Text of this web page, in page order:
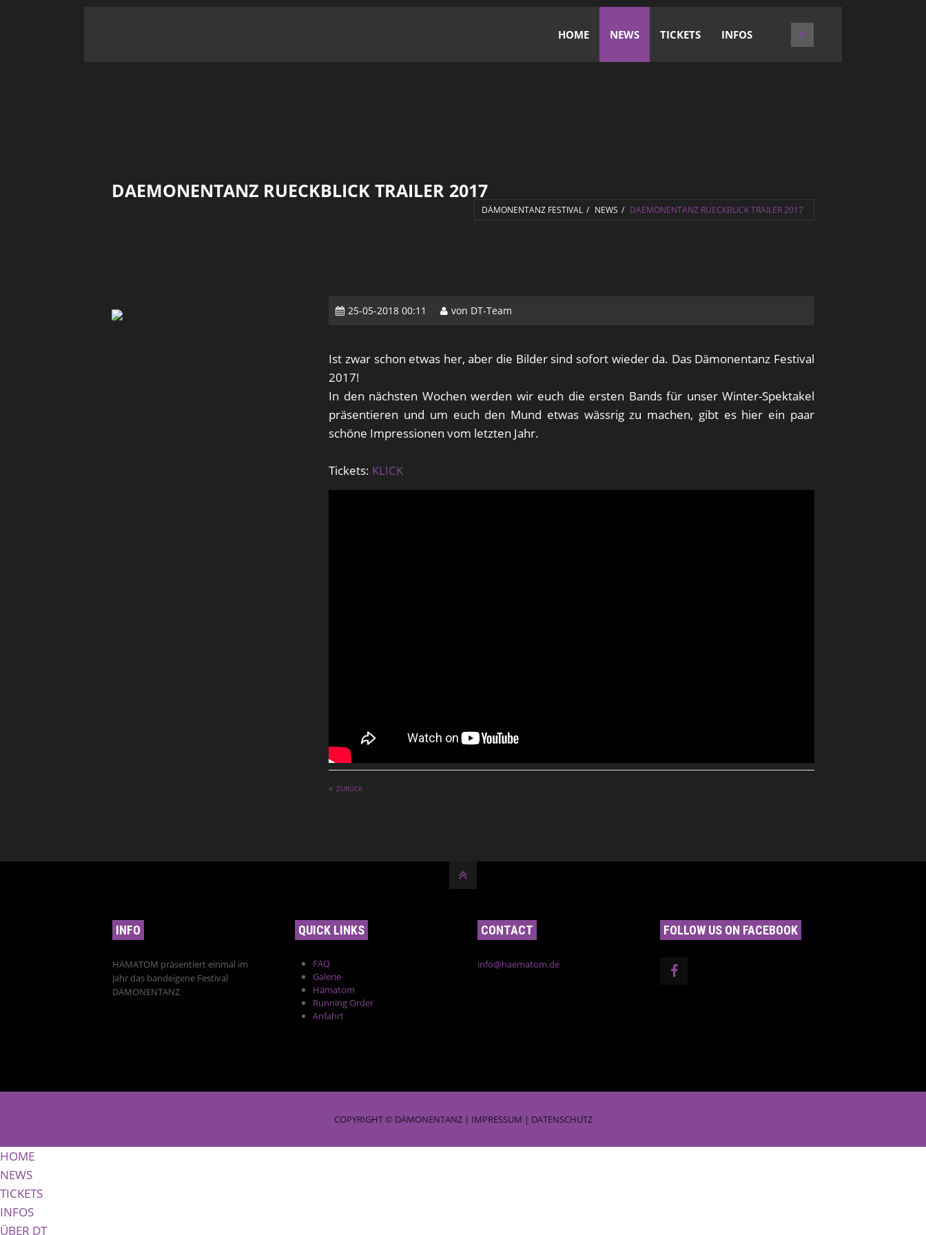
HOME NEWS TICKETS INFOS
DAEMONENTANZ RUECKBLICK TRAILER 2017
DÄMONENTANZ FESTIVAL NEWS DAEMONENTANZ RUECKBLICK TRAILER 2017
25-05-2018 00:11 von DT-Team
Ist zwar schon etwas her, aber die Bilder sind sofort wieder da. Das Dämonentanz Festival
2017!
In den nächsten Wochen werden wir euch die ersten Bands für unser Winter-Spektakel
präsentieren und um euch den Mund etwas wässrig zu machen, gibt es hier ein paar
schöne Impressionen vom letzten Jahr.
Tickets: KLICK
ZURÜCK
INFO
HÄMATOM präsentiert einmal im
Jahr das bandeigene Festival
DÄMONENTANZ
QUICK LINKS
FAQ
Galerie
Hämatom
Running Order
Anfahrt
CONTACT
info@haematom.de
FOLLOW US ON FACEBOOK
COPYRIGHT © DÄMONENTANZ | IMPRESSUM | DATENSCHUTZ
HOME
NEWS
TICKETS
INFOS
ÜBER DT